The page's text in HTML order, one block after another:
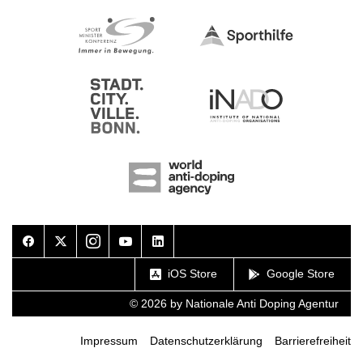
FacebookTwitterInstagramYoutubeLinkedIn
iOS Store Google Store
© 2026 by Nationale Anti Doping Agentur
Impressum Datenschutzerklärung Barrierefreiheit